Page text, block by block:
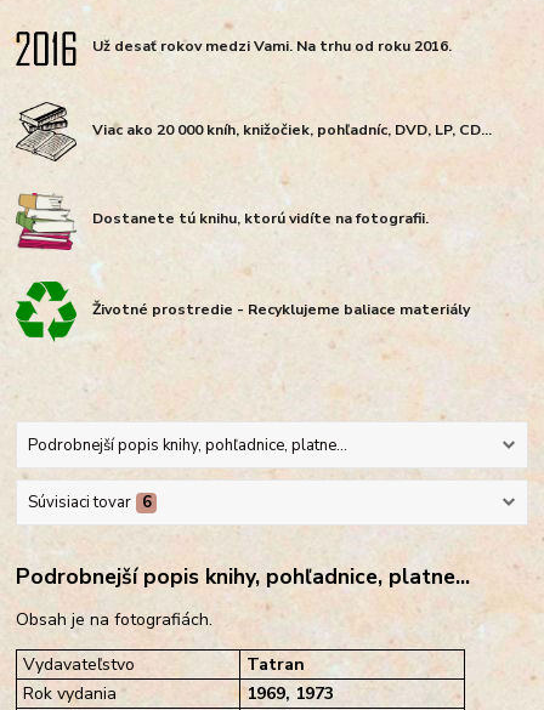
Už desať rokov medzi Vami. Na trhu od roku 2016.
Viac ako 20 000 kníh, knižočiek, pohľadníc, DVD, LP, CD...
Dostanete tú knihu, ktorú vidíte na fotografii.
Životné prostredie - Recyklujeme baliace materiály
Podrobnejší popis knihy, pohľadnice, platne...
Súvisiaci tovar 6
Podrobnejší popis knihy, pohľadnice, platne...
Obsah je na fotografiách.
Vydavateľstvo
Tatran
Rok vydania
1969, 1973